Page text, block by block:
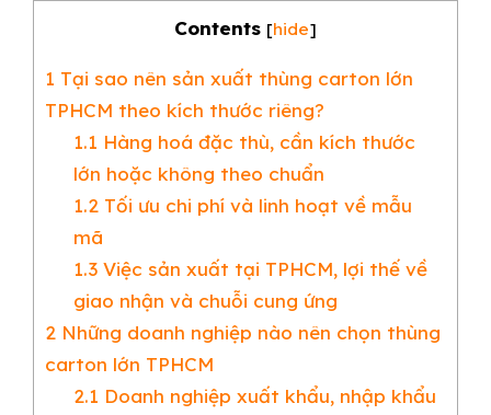
Contents [hide]
1 Tại sao nên sản xuất thùng carton lớn
TPHCM theo kích thước riêng?
1.1 Hàng hoá đặc thù, cần kích thước
lớn hoặc không theo chuẩn
1.2Tối ưu chi phí và linh hoạt về mẫu
mã
1.3Việc sản xuất tại TPHCM, lợi thế về
giao nhận và chuỗi cung ứng
2 Những doanh nghiệp nào nên chọn thùng
carton lớn TPHCM
2.1 Doanh nghiệp xuất khẩu, nhập khẩu